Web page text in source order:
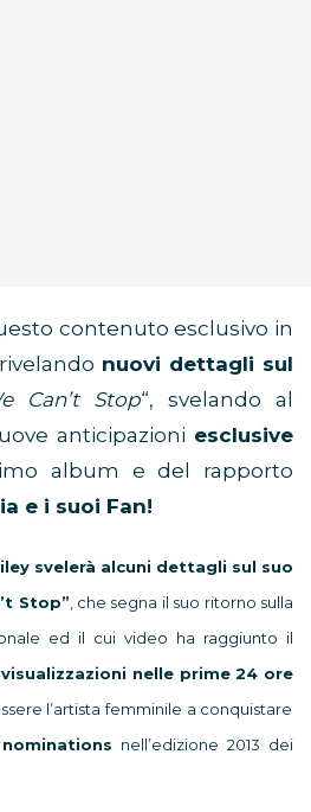
contenuto esclusivo in
nuovi dettagli sul
Can’t Stop“, svelando al
anticipazioni esclusive
album e del rapporto
e i suoi Fan!
svelerà alcuni dettagli sul suo
Stop”, che segna il suo ritorno sulla
ed il cui video ha raggiunto il
nelle prime 24 ore
l’artista femminile a conquistare
nell’edizione 2013 dei